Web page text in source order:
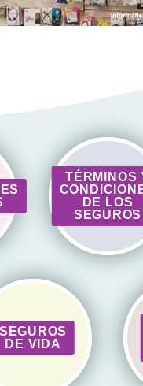
TÉRMINOS
DE LOS
SEGUROS
SEGUROS
DE VIDA